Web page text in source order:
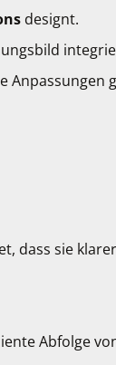
designt.
Anpassungen
dass sie
Abfolge